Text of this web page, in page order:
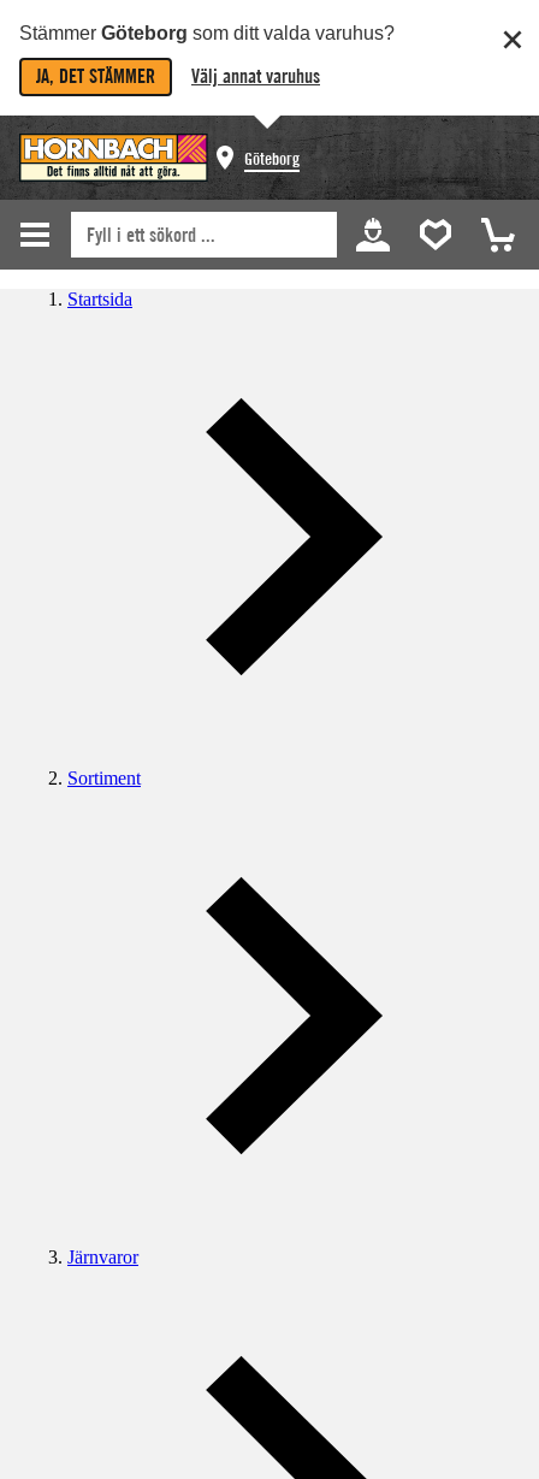
Stämmer Göteborg som ditt valda varuhus?
JA, DET STÄMMER Välj annat varuhus
Göteborg
Startsida
Sortiment
Järnvaror